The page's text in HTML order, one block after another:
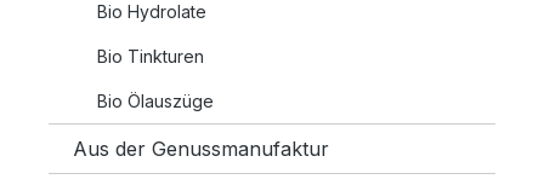
Bio Hydrolate
Bio Tinkturen
Bio Ölauszüge
Aus der Genussmanufaktur